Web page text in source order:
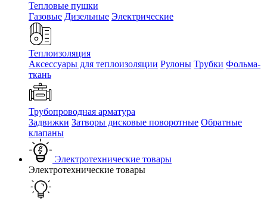
Тепловые пушки
Газовые Дизельные Электрические
Теплоизоляция
Аксессуары для теплоизоляции Рулоны Трубки Фольма-
ткань
Трубопроводная арматура
Задвижки Затворы дисковые поворотные Обратные
клапаны
Электротехнические товары
Электротехнические товары